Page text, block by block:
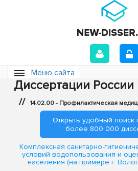
Меню сайта
Диссертации России
// 14.02.00 - Профилактическая
Открыть удобный поиск
более 800 000
Комплексная санитарно-
условий водопользования и
населения (на примере г.